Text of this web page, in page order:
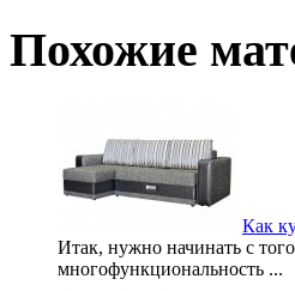
Похожие
Как
Итак, нужно начинать с
многофункциональность ...